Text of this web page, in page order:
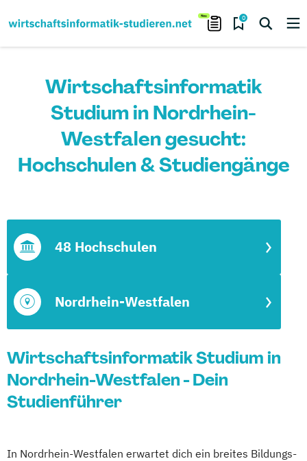
0
Wirtschaftsinformatik
Studium in Nordrhein-
Westfalen gesucht:
Hochschulen & Studiengänge
Nordrhein-Westfalen
48 Hochschulen
Wirtschaftsinformatik Studium in
Nordrhein-Westfalen - Dein
Studienführer
In Nordrhein-Westfalen erwartet dich ein breites Bildungs-